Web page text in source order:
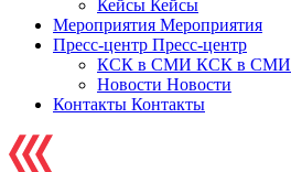
Кейсы Кейсы
Мероприятия Мероприятия
Пресс-центр Пресс-центр
КСК в СМИ КСК в СМИ
Новости Новости
Контакты Контакты